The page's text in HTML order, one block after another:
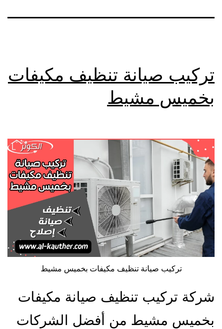
تركيب صيانة تنظيف مكيفات
بخميس مشيط
تركيب صيانة تنظيف مكيفات بخميس مشيط
شركة تركيب تنظيف صيانة مكيفات
بخميس مشيط من أفضل الشركات